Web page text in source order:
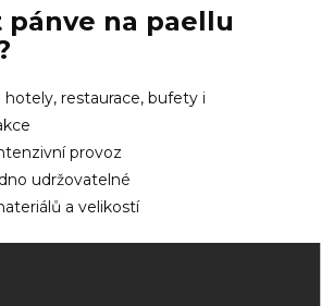
pánve na paellu
hotely, restaurace, bufety i
provoz
udržovatelné
a velikostí